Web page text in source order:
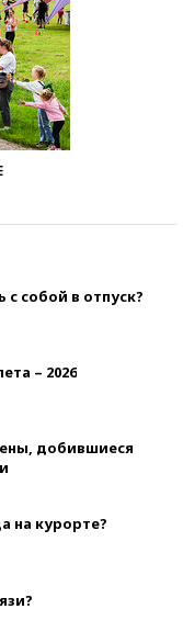
собой в отпуск?
– 2026
добившиеся
на курорте?